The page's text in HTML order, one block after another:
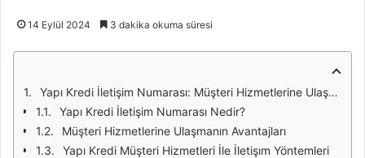
14 Eylül 2024 3 dakika okuma süresi
Yapı Kredi İletişim Numarası: Müşteri Hizmetlerine Ulaşmanın Kolay Yolu
Yapı Kredi İletişim Numarası Nedir?
Müşteri Hizmetlerine Ulaşmanın Avantajları
Yapı Kredi Müşteri Hizmetleri İle İletişım Yöntemleri